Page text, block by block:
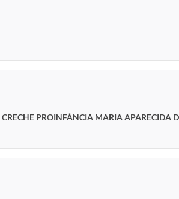
PROINFÂNCIA MARIA APARECIDA